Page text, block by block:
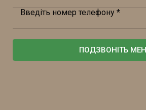
Введіть номер телефону *
ПОДЗВОНІТЬ